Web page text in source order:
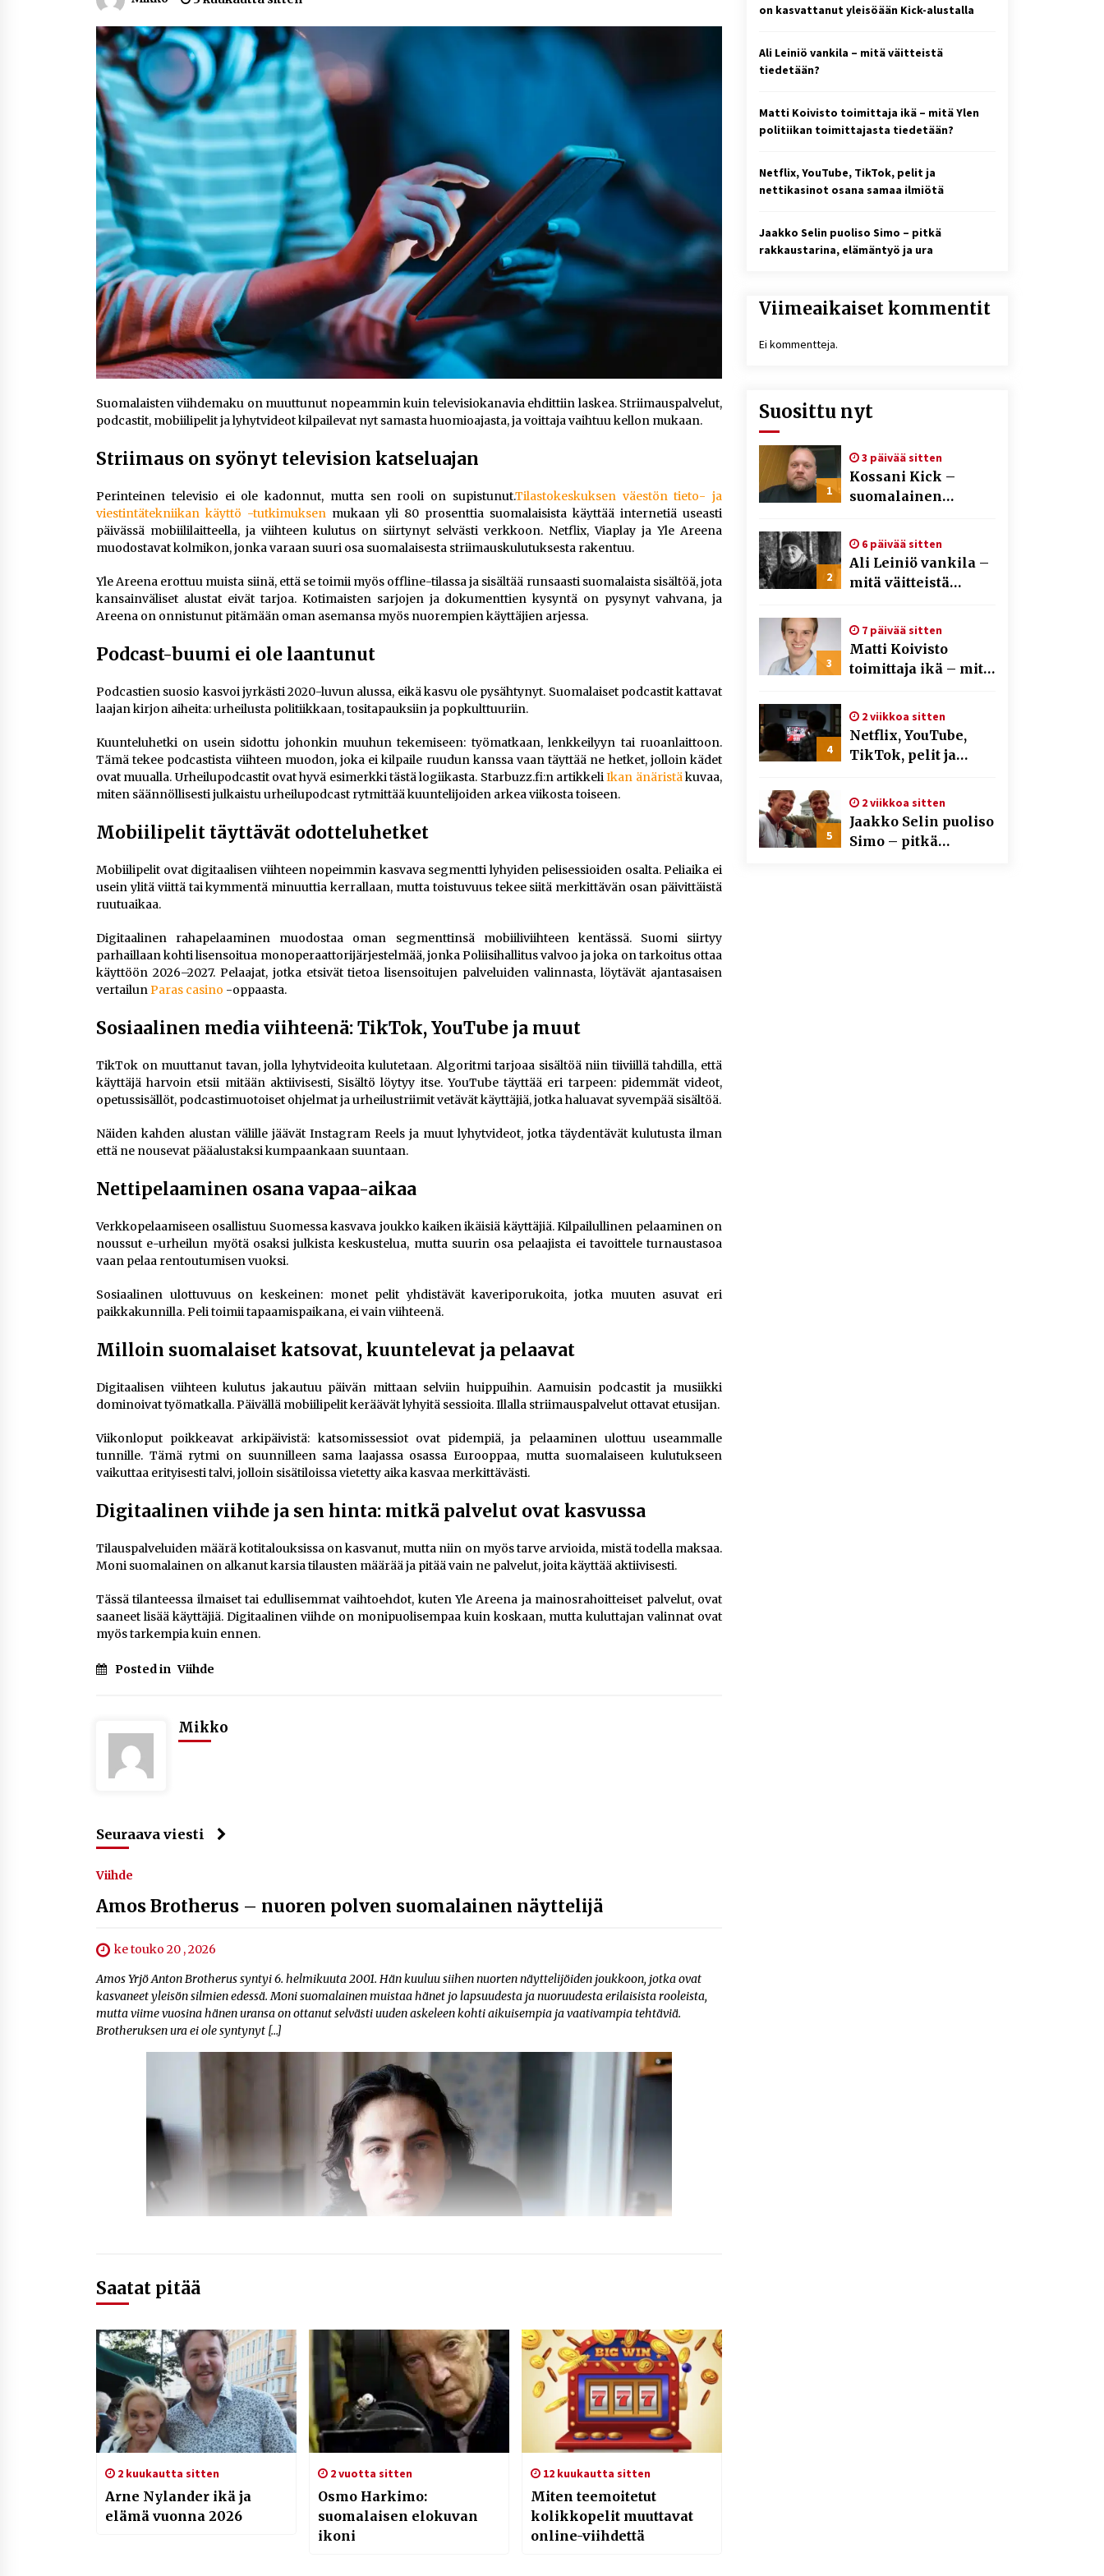
2 viikkoa sitten
Nina Rung – rikollisuuden tutkija ja
väkivallan ehkäisyn näkyvä ääni
2 viikkoa sitten
Pia Töyli – tapaus, joka jäi osaksi
Suomen rikoshistoriaa
3 viikkoa sitten
mobiilipelialustojen kehitys –
Uutisankkuri Jan Andersson vaimo
4 viikkoa sitten
10 euron talletuskasinot ja
pikamaksut: mitä suomalaisten
Suomalaisten viihdemaku on muuttunut nopeammin kuin televisiokanavia ehdittiin laskea. Striimauspalvelut,
podcastit, mobiilipelit ja lyhytvideot kilpailevat nyt samasta huomioajasta, ja voittaja vaihtuu kellon mukaan.
Striimaus on syönyt television katseluajan
Perinteinen televisio ei ole kadonnut, mutta sen rooli on supistunut.Tilastokeskuksen väestön tieto- ja
viestintätekniikan käyttö -tutkimuksen mukaan yli 80 prosenttia suomalaisista käyttää internetiä useasti
päivässä mobiililaitteella, ja viihteen kulutus on siirtynyt selvästi verkkoon. Netflix, Viaplay ja Yle Areena
muodostavat kolmikon, jonka varaan suuri osa suomalaisesta striimauskulutuksesta rakentuu.
Yle Areena erottuu muista siinä, että se toimii myös offline-tilassa ja sisältää runsaasti suomalaista sisältöä, jota
kansainväliset alustat eivät tarjoa. Kotimaisten sarjojen ja dokumenttien kysyntä on pysynyt vahvana, ja
Areena on onnistunut pitämään oman asemansa myös nuorempien käyttäjien arjessa.
Podcast-buumi ei ole laantunut
Podcastien suosio kasvoi jyrkästi 2020-luvun alussa, eikä kasvu ole pysähtynyt. Suomalaiset podcastit kattavat
laajan kirjon aiheita: urheilusta politiikkaan, tositapauksiin ja popkulttuuriin.
Kuunteluhetki on usein sidottu johonkin muuhun tekemiseen: työmatkaan, lenkkeilyyn tai ruoanlaittoon.
Tämä tekee podcastista viihteen muodon, joka ei kilpaile ruudun kanssa vaan täyttää ne hetket, jolloin kädet
ovat muualla. Urheilupodcastit ovat hyvä esimerkki tästä logiikasta. Starbuzz.fi:n artikkeliIkan änäristäkuvaa,
miten säännöllisesti julkaistu urheilupodcast rytmittää kuuntelijoiden arkea viikosta toiseen.
Mobiilipelit täyttävät odotteluhetket
Mobiilipelit ovat digitaalisen viihteen nopeimmin kasvava segmentti lyhyiden pelisessioiden osalta. Peliaika ei
usein ylitä viittä tai kymmentä minuuttia kerrallaan, mutta toistuvuus tekee siitä merkittävän osan päivittäistä
ruutuaikaa.
Digitaalinen rahapelaaminen muodostaa oman segmenttinsä mobiiliviihteen kentässä. Suomi siirtyy
parhaillaan kohti lisensoitua monoperaattorijärjestelmää, jonka Poliisihallitus valvoo ja joka on tarkoitus ottaa
käyttöön 2026–2027. Pelaajat, jotka etsivät tietoa lisensoitujen palveluiden valinnasta, löytävät ajantasaisen
vertailunParas casino -oppaasta.
Sosiaalinen media viihteenä: TikTok, YouTube ja muut
TikTok on muuttanut tavan, jolla lyhytvideoita kulutetaan. Algoritmi tarjoaa sisältöä niin tiiviillä tahdilla, että
käyttäjä harvoin etsii mitään aktiivisesti, Sisältö löytyy itse. YouTube täyttää eri tarpeen: pidemmät videot,
opetussisällöt, podcastimuotoiset ohjelmat ja urheilustriimit vetävät käyttäjiä, jotka haluavat syvempää sisältöä.
Näiden kahden alustan välille jäävät Instagram Reels ja muut lyhytvideot, jotka täydentävät kulutusta ilman
että ne nousevat pääalustaksi kumpaankaan suuntaan.
Nettipelaaminen osana vapaa-aikaa
Verkkopelaamiseen osallistuu Suomessa kasvava joukko kaiken ikäisiä käyttäjiä. Kilpailullinen pelaaminen on
noussut e-urheilun myötä osaksi julkista keskustelua, mutta suurin osa pelaajista ei tavoittele turnaustasoa
vaan pelaa rentoutumisen vuoksi.
Sosiaalinen ulottuvuus on keskeinen: monet pelit yhdistävät kaveriporukoita, jotka muuten asuvat eri
paikkakunnilla. Peli toimii tapaamispaikana, ei vain viihteenä.
Milloin suomalaiset katsovat, kuuntelevat ja pelaavat
Digitaalisen viihteen kulutus jakautuu päivän mittaan selviin huippuihin. Aamuisin podcastit ja musiikki
dominoivat työmatkalla. Päivällä mobiilipelit keräävät lyhyitä sessioita. Illalla striimauspalvelut ottavat etusijan.
Viikonloput poikkeavat arkipäivistä: katsomissessiot ovat pidempiä, ja pelaaminen ulottuu useammalle
tunnille. Tämä rytmi on suunnilleen sama laajassa osassa Eurooppaa, mutta suomalaiseen kulutukseen
vaikuttaa erityisesti talvi, jolloin sisätiloissa vietetty aika kasvaa merkittävästi.
Digitaalinen viihde ja sen hinta: mitkä palvelut ovat kasvussa
Tilauspalveluiden määrä kotitalouksissa on kasvanut, mutta niin on myös tarve arvioida, mistä todella maksaa.
Moni suomalainen on alkanut karsia tilausten määrää ja pitää vain ne palvelut, joita käyttää aktiivisesti.
Tässä tilanteessa ilmaiset tai edullisemmat vaihtoehdot, kuten Yle Areena ja mainosrahoitteiset palvelut, ovat
saaneet lisää käyttäjiä. Digitaalinen viihde on monipuolisempaa kuin koskaan, mutta kuluttajan valinnat ovat
myös tarkempia kuin ennen.
Posted in Viihde
Mikko
Seuraava viesti
Viihde
Amos Brotherus – nuoren polven suomalainen näyttelijä
ke touko 20 , 2026
Amos Yrjö Anton Brotherus syntyi 6. helmikuuta 2001. Hän kuuluu siihen nuorten näyttelijöiden joukkoon, jotka ovat
kasvaneet yleisön silmien edessä. Moni suomalainen muistaa hänet jo lapsuudesta ja nuoruudesta erilaisista rooleista,
mutta viime vuosina hänen uransa on ottanut selvästi uuden askeleen kohti aikuisempia ja vaativampia tehtäviä.
Brotheruksen ura ei ole syntynyt […]
Saatat pitää
2 kuukautta sitten
Arne Nylander ikä ja
elämä vuonna 2026
2 vuotta sitten
Osmo Harkimo:
suomalaisen elokuvan
ikoni
12 kuukautta sitten
Miten teemoitetut
kolikkopelit muuttavat
online-viihdettä
on kasvattanut yleisöään Kick-alustalla
Ali Leiniö vankila – mitä väitteistä
tiedetään?
Matti Koivisto toimittaja ikä – mitä Ylen
politiikan toimittajasta tiedetään?
Netflix, YouTube, TikTok, pelit ja
nettikasinot osana samaa ilmiötä
Jaakko Selin puoliso Simo – pitkä
rakkaustarina, elämäntyö ja ura
Viimeaikaiset kommentit
Ei kommentteja.
Suosittu nyt
1
3 päivää sitten
Kossani Kick –
suomalainen
kasvattanut
yleisöään Kick-
alustalla
2
6 päivää sitten
Ali Leiniö vankila –
mitä väitteistä
3
7 päivää sitten
Matti Koivisto
toimittaja ikä – mitä
toimittajasta
tiedetään?
4
2 viikkoa sitten
Netflix, YouTube,
TikTok, pelit ja
samaa ilmiötä
5
2 viikkoa sitten
Jaakko Selin puoliso
Simo – pitkä